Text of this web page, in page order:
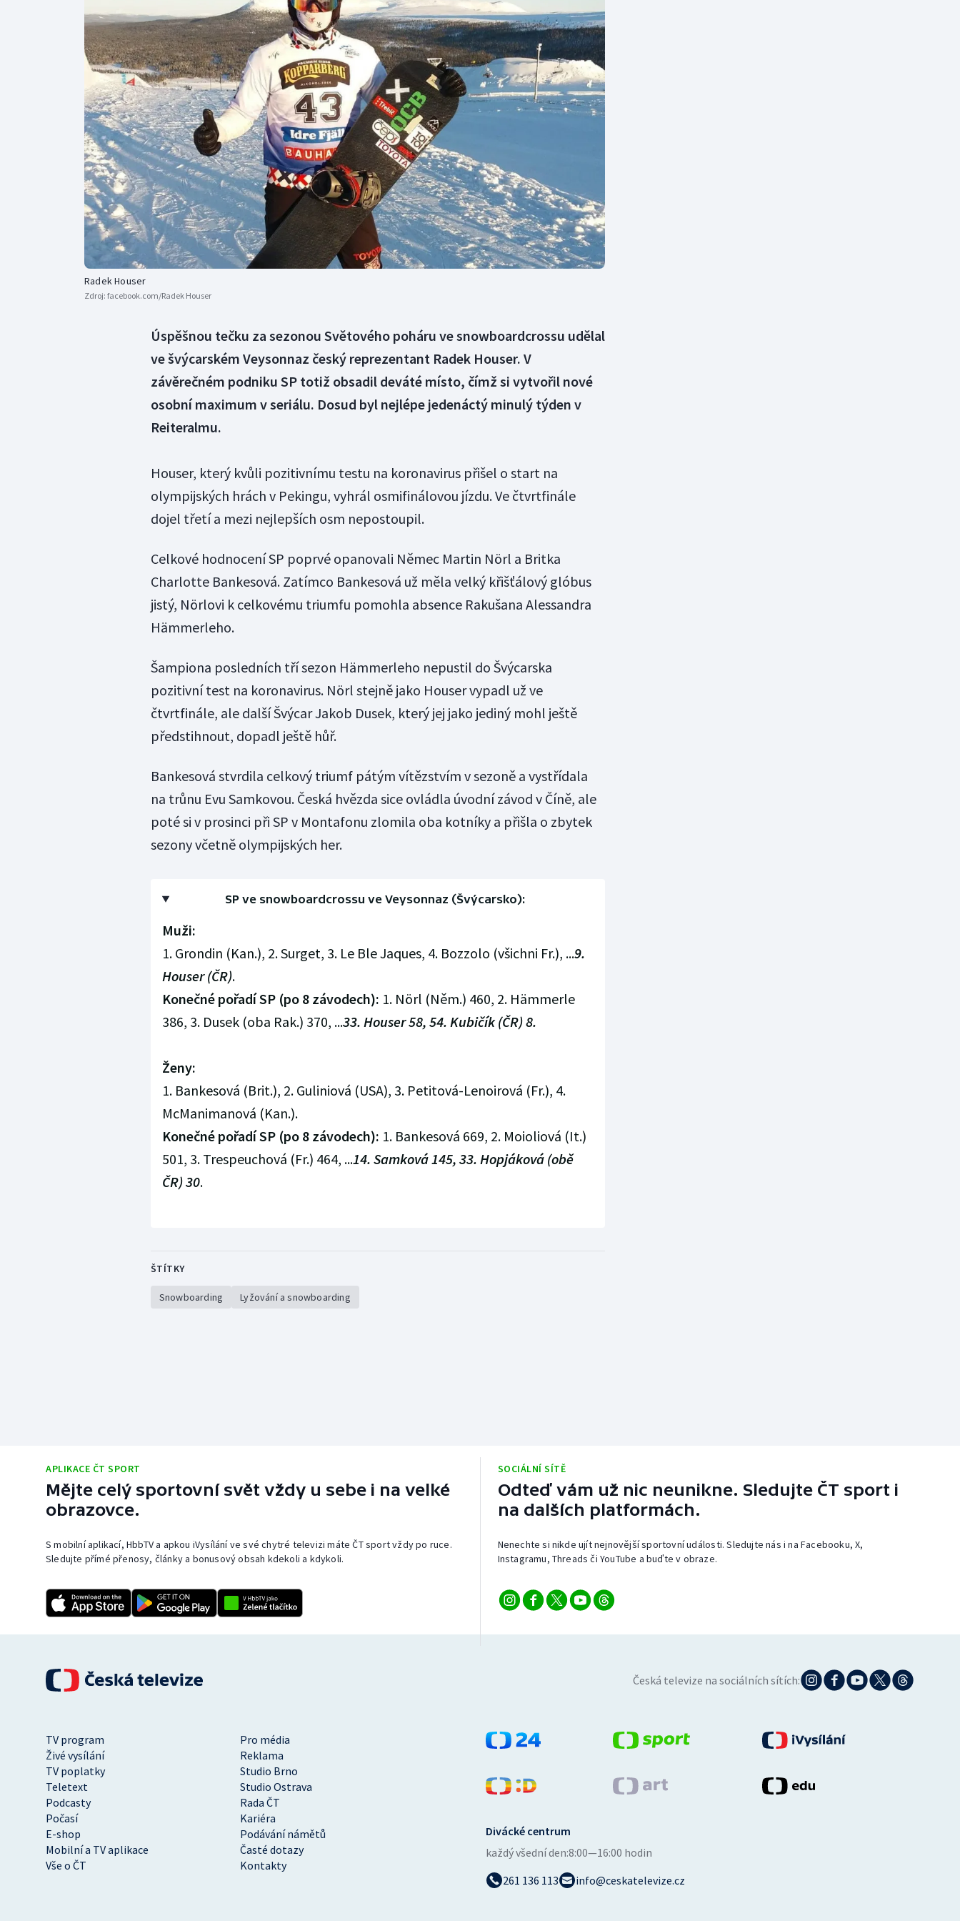
Curling
Dostihy
Florbal
Futsal
Golf
Gymnastika
Moderní pětiboj
Motorsport
Olympijské hry
Parasport
Plavání
Plážový volejbal
Veslování
Vodní slalom
Volejbal
Radek Houser
Zdroj: facebook.com/Radek Houser
Úspěšnou tečku za sezonou Světového poháru ve snowboardcrossu udělal
ve švýcarském Veysonnaz český reprezentant Radek Houser. V
závěrečném podniku SP totiž obsadil deváté místo, čímž si vytvořil nové
osobní maximum v seriálu. Dosud byl nejlépe jedenáctý minulý týden v
Reiteralmu.
Houser, který kvůli pozitivnímu testu na koronavirus přišel o start na
olympijských hrách v Pekingu, vyhrál osmifinálovou jízdu. Ve čtvrtfinále
dojel třetí a mezi nejlepších osm nepostoupil.
Celkové hodnocení SP poprvé opanovali Němec Martin Nörl a Britka
Charlotte Bankesová. Zatímco Bankesová už měla velký křišťálový glóbus
jistý, Nörlovi k celkovému triumfu pomohla absence Rakušana Alessandra
Hämmerleho.
Šampiona posledních tří sezon Hämmerleho nepustil do Švýcarska
pozitivní test na koronavirus. Nörl stejně jako Houser vypadl už ve
čtvrtfinále, ale další Švýcar Jakob Dusek, který jej jako jediný mohl ještě
předstihnout, dopadl ještě hůř.
Bankesová stvrdila celkový triumf pátým vítězstvím v sezoně a vystřídala
na trůnu Evu Samkovou. Česká hvězda sice ovládla úvodní závod v Číně, ale
poté si v prosinci při SP v Montafonu zlomila oba kotníky a přišla o zbytek
sezony včetně olympijských her.
SP ve snowboardcrossu ve Veysonnaz (Švýcarsko):
Muži:
1. Grondin (Kan.), 2. Surget, 3. Le Ble Jaques, 4. Bozzolo (všichni Fr.), ...9.
Houser (ČR).
Konečné pořadí SP (po 8 závodech): 1. Nörl (Něm.) 460, 2. Hämmerle
386, 3. Dusek (oba Rak.) 370, ...33. Houser 58, 54. Kubičík (ČR) 8.
Ženy:
1. Bankesová (Brit.), 2. Guliniová (USA), 3. Petitová-Lenoirová (Fr.), 4.
McManimanová (Kan.).
Konečné pořadí SP (po 8 závodech): 1. Bankesová 669, 2. Moioliová (It.)
501, 3. Trespeuchová (Fr.) 464, ...14. Samková 145, 33. Hopjáková (obě
ČR) 30.
ŠTÍTKY
Snowboarding Lyžování a snowboarding
APLIKACE ČT SPORT
Mějte celý sportovní svět vždy u sebe i na velké
obrazovce.
S mobilní aplikací, HbbTV a apkou iVysílání ve své chytré televizi máte ČT sport vždy po ruce.
Sledujte přímé přenosy, články a bonusový obsah kdekoli a kdykoli.
SOCIÁLNÍ SÍTĚ
Odteď vám už nic neunikne. Sledujte ČT sport i
na dalších platformách.
Nenechte si nikde ujít nejnovější sportovní události. Sledujte nás i na Facebooku, X,
Instagramu, Threads či YouTube a buďte v obraze.
Česká televize na sociálních sítích:
TV program
Pro média
Živé vysílání
Reklama
TV poplatky
Studio Brno
Teletext
Studio Ostrava
Podcasty
Rada ČT
Počasí
Kariéra
E-shop
Podávání námětů
Mobilní a TV aplikace
Časté dotazy
Vše o ČT
Kontakty
Divácké centrum
každý všední den:8:00—16:00 hodin
261 136 113
info@ceskatelevize.cz